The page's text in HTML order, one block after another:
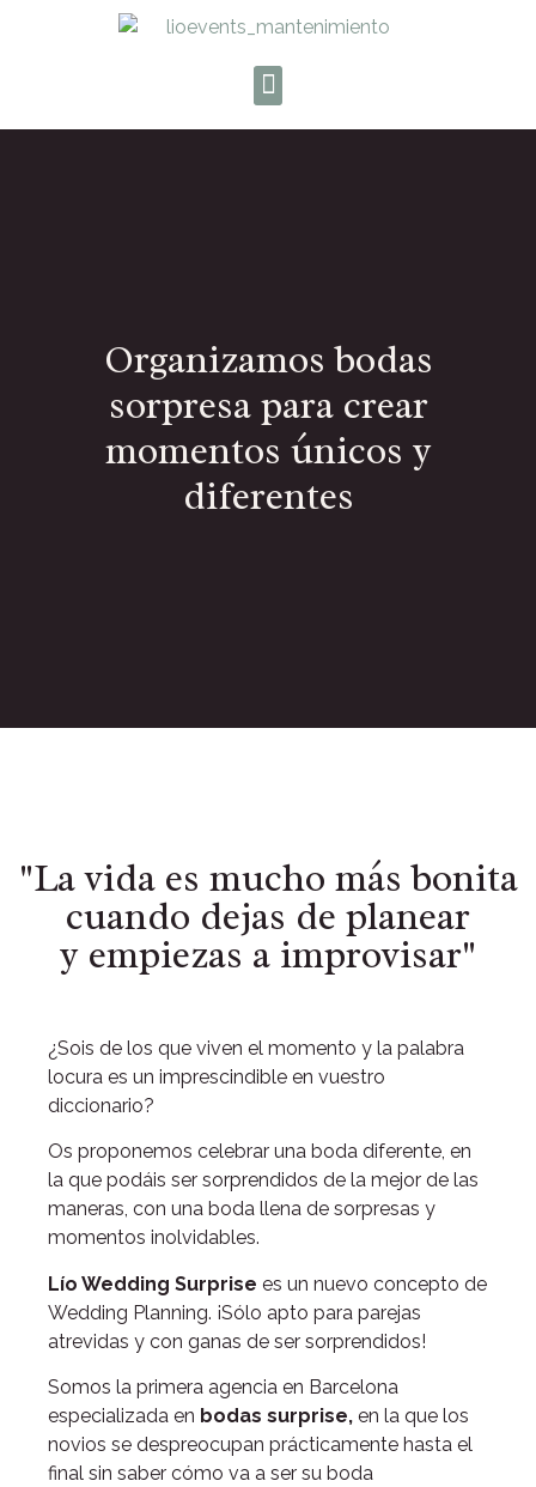
Organizamos bodas
sorpresa para crear
momentos únicos y
diferentes
"La vida es mucho más bonita
cuando dejas de planear
y empiezas a improvisar"
¿Sois de los que viven el momento y la palabra
locura es un imprescindible en vuestro
diccionario?
Os proponemos celebrar una boda diferente, en
la que podáis ser sorprendidos de la mejor de las
maneras, con una boda llena de sorpresas y
momentos inolvidables.
Lío Wedding Surprise es un nuevo concepto de
Wedding Planning. ¡Sólo apto para parejas
atrevidas y con ganas de ser sorprendidos!
Somos la primera agencia en Barcelona
especializada en bodas surprise, en la que los
novios se despreocupan prácticamente hasta el
final sin saber cómo va a ser su boda